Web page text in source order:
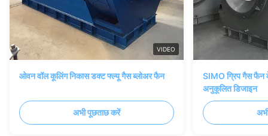
VIDEO
ओवन वॉल कूलिंग निकास डक्ट फ्ल्यू गैस ब्लोअर फैन
अभी पूछताछ करें
SIMO ग्रिप गैस फैन
अनुकूलित डिजाइन